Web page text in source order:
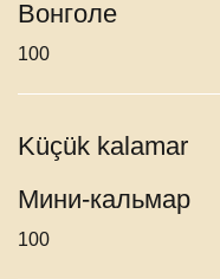
Вонголе
100
Küçük kalamar
Мини-кальмар
100